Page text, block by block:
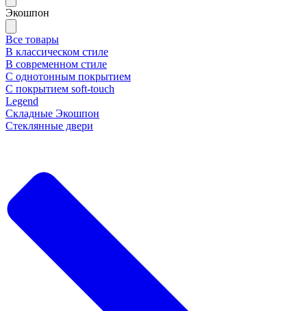
Экошпон
Все товары
В классическом стиле
В современном стиле
С однотонным покрытием
С покрытием soft-touch
Legend
Складные Экошпон
Стеклянные двери